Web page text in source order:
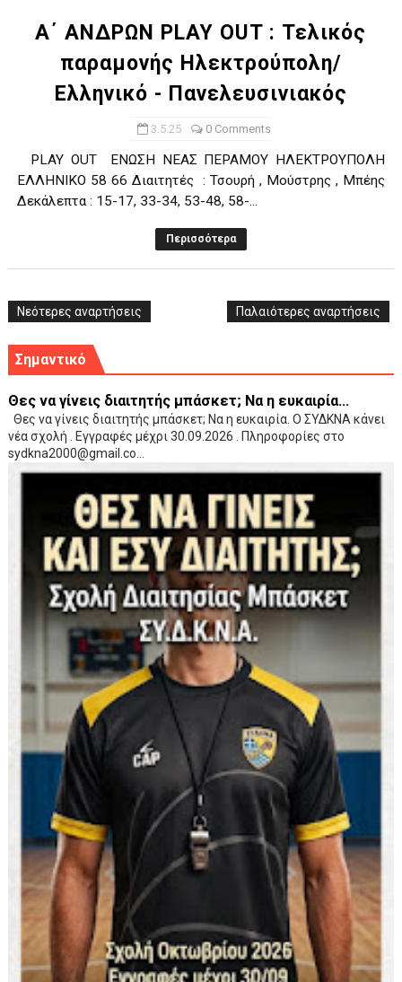
Α΄ ΑΝΔΡΩΝ PLAY OUT : Τελικός
παραμονής Ηλεκτρούπολη/
Ελληνικό - Πανελευσινιακός
3.5.25 0 Comments
PLAY OUT ΕΝΩΣΗ ΝΕΑΣ ΠΕΡΑΜΟΥ ΗΛΕΚΤΡΟΥΠΟΛΗ
ΕΛΛΗΝΙΚΟ 58 66 Διαιτητές : Τσουρή , Μούστρης , Μπέης
Δεκάλεπτα : 15-17, 33-34, 53-48, 58-...
Περισσότερα
Νεότερες αναρτήσεις Παλαιότερες αναρτήσεις
Σημαντικό
Θες να γίνεις διαιτητής μπάσκετ; Να η ευκαιρία...
Θες να γίνεις διαιτητής μπάσκετ; Να η ευκαιρία. Ο ΣΥΔΚΝΑ κάνει
νέα σχολή . Εγγραφές μέχρι 30.09.2026 . Πληροφορίες στο
sydkna2000@gmail.co...